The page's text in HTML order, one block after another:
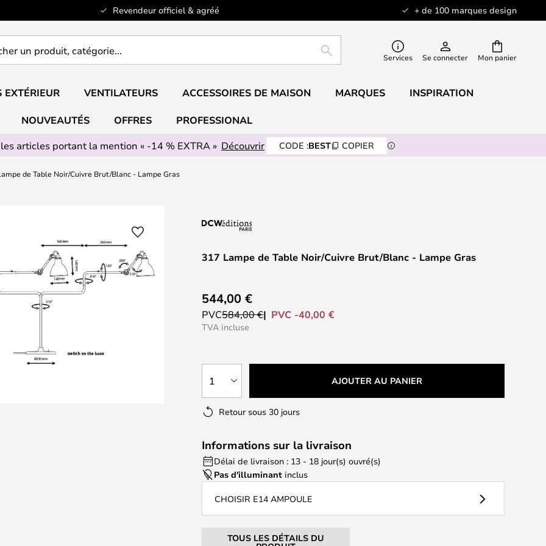
Revendeur officiel & agréé + de 100 marques design
Mon panier
RECHERCHERServices Se connecter
EXTÉRIEUR VENTILATEURS ACCESSOIRES DE MAISON MARQUES INSPIRATION
NOUVEAUTÉS OFFRES
PROFESSIONAL
articles portant la mention « -14 % EXTRA » Découvrir CODE :BEST COPIER
de Table Noir/Cuivre Brut/Blanc - Lampe Gras
317 Lampe de Table Noir/Cuivre Brut/Blanc - Lampe Gras
544,00 €
PVC584,00 € PVC -40,00 €
TVA incluse
1 AJOUTER AU PANIER
Retour sous 30 jours
Informations sur la livraison
Délai de livraison : 13 - 18 jour(s) ouvré(s)
Pas d'illuminant inclus
CHOISIR E14 AMPOULE
TOUS LES DÉTAILS DU